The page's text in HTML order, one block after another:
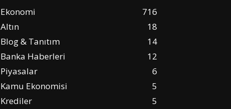
Ekonomi
716
Altın
18
Blog & Tanıtım
14
Banka Haberleri
12
Piyasalar
6
Kamu Ekonomisi
5
Krediler
5